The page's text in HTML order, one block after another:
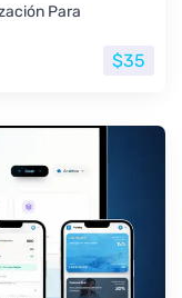
Para
$35